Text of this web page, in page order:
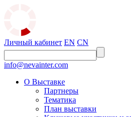
Личный кабинет EN CN
info@nevainter.com
О Выставке
Партнеры
Тематика
План выставки